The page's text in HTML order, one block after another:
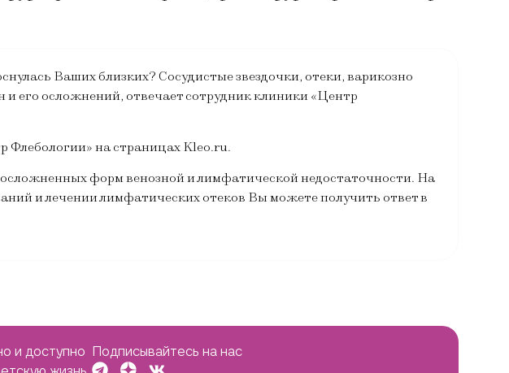
Ваших близких? Сосудистые звездочки, отеки, варикозно
его осложнений, отвечает сотрудник клиники «Центр
Флебологии» на страницах Kleo.ru.
форм венозной и лимфатической недостаточности. На
и лечении лимфатических отеков Вы можете получить ответ в
и доступно Подписывайтесь на нас